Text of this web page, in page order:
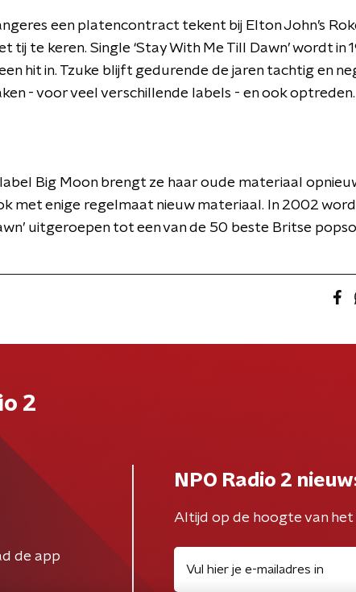
een platencontract tekent bij Elton John’s
tij te keren. Single ‘Stay With Me Till Dawn’ wordt in
hit in. Tzuke blijft gedurende de jaren tachtig en
- voor veel verschillende labels - en ook optreden.
Big Moon brengt ze haar oude materiaal
met enige regelmaat nieuw materiaal. In 2002
uitgeroepen tot een van de 50 beste Britse
2
de app
NPO Radio 2
Altijd op de hoogte van